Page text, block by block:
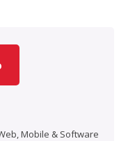
Mobile & Software